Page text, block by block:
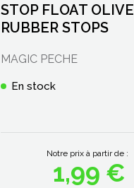
STOP FLOAT OLIVE
RUBBER STOPS
MAGIC PECHE
En stock
Prix
Notre prix à partir de :
1,99 €